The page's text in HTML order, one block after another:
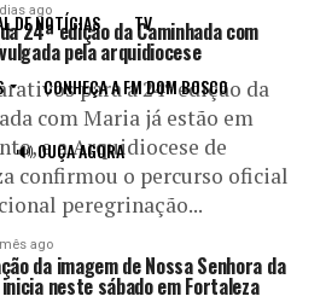
DE NOTÍCIAS TV
CONHEÇA A FM DOM BOSCO
🔊 OUÇA AGORA
ago
24ª edição da Caminhada com
pela arquidiocese
para a 24ª edição da
com Maria já estão em
e a Arquidiocese de
confirmou o percurso oficial
peregrinação...
ago
da imagem de Nossa Senhora da
neste sábado em Fortaleza